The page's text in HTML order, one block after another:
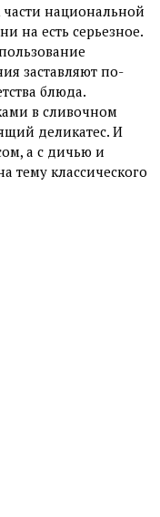
национальной
на есть серьезное.
заставляют по-
блюда.
в сливочном
деликатес. И
а с дичью и
тему классического